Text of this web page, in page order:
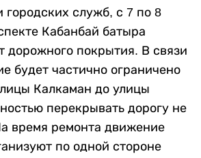
служб, с 7 по 8
Кабанбай батыра
дорожного покрытия. В связи
будет частично ограничено
Калкаман до улицы
перекрывать дорогу не
время ремонта движение
по одной стороне